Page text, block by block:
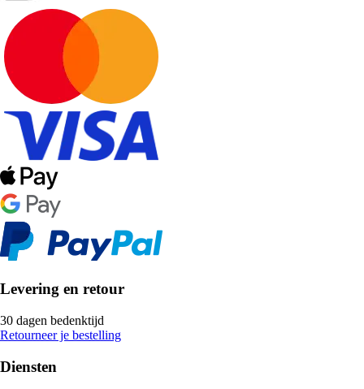
Levering en retour
30 dagen bedenktijd
Retourneer je bestelling
Diensten